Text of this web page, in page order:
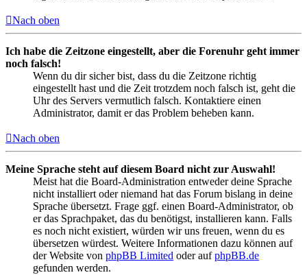
Nach oben
Ich habe die Zeitzone eingestellt, aber die Forenuhr geht immer
noch falsch!
Wenn du dir sicher bist, dass du die Zeitzone richtig
eingestellt hast und die Zeit trotzdem noch falsch ist, geht die
Uhr des Servers vermutlich falsch. Kontaktiere einen
Administrator, damit er das Problem beheben kann.
Nach oben
Meine Sprache steht auf diesem Board nicht zur Auswahl!
Meist hat die Board-Administration entweder deine Sprache
nicht installiert oder niemand hat das Forum bislang in deine
Sprache übersetzt. Frage ggf. einen Board-Administrator, ob
er das Sprachpaket, das du benötigst, installieren kann. Falls
es noch nicht existiert, würden wir uns freuen, wenn du es
übersetzen würdest. Weitere Informationen dazu können auf
der Website von phpBB Limited oder aufphpBB.de
gefunden werden.